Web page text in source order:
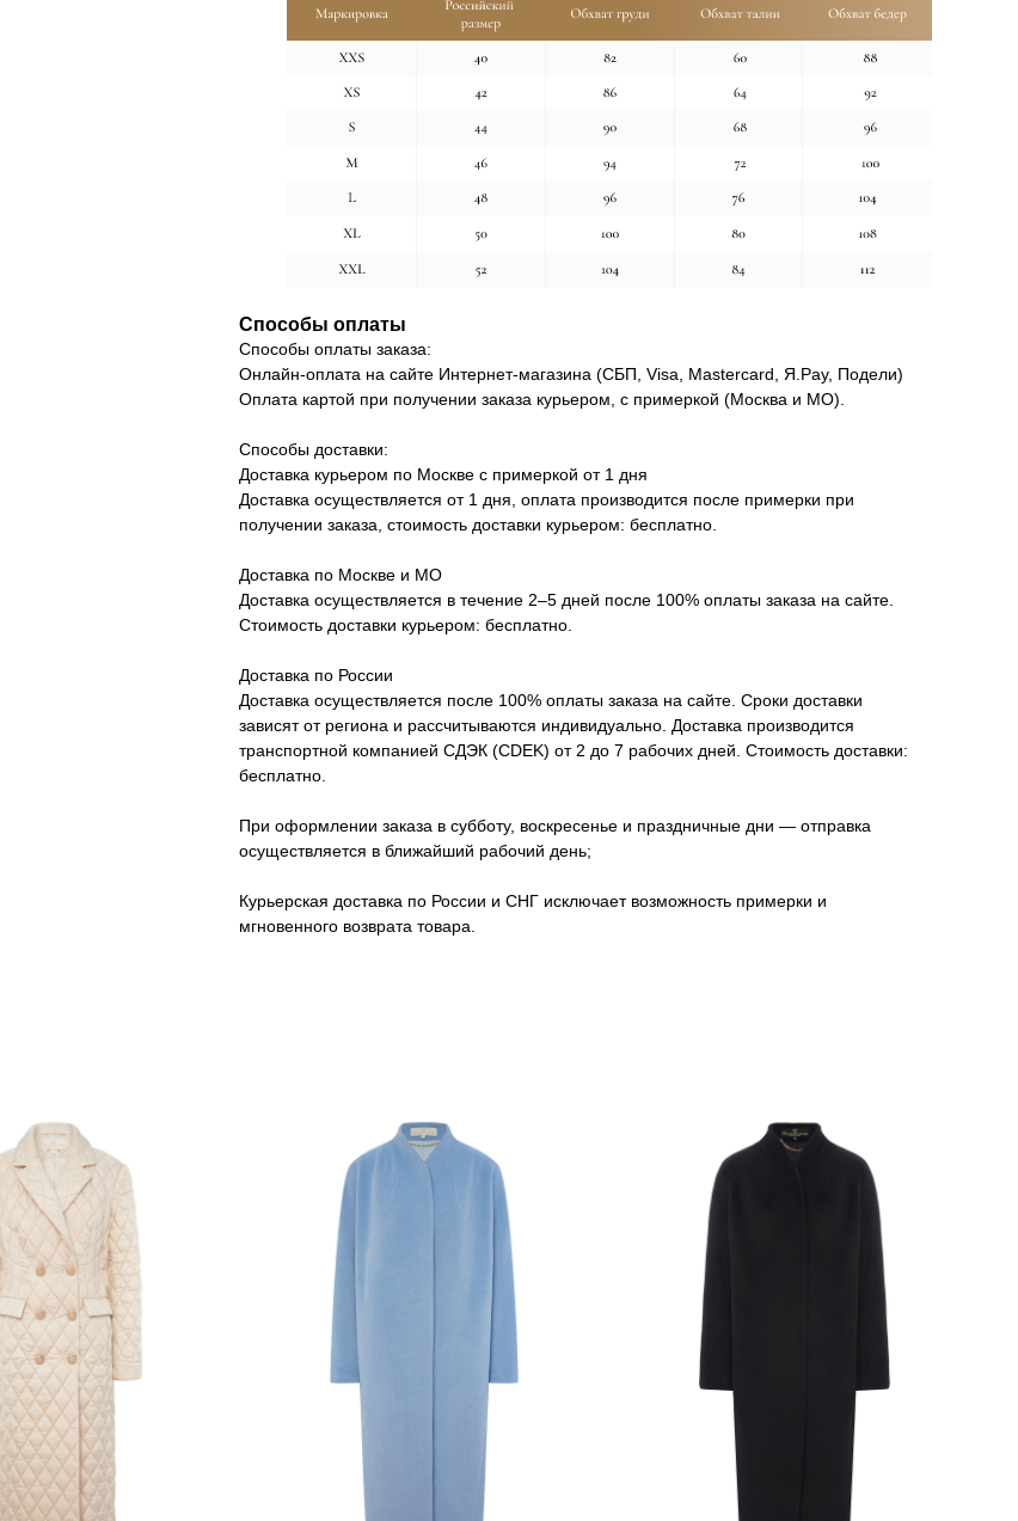
Способы оплаты
Способы оплаты заказа:
Онлайн-оплата на сайте Интернет-магазина (СБП, Visa, Mastercard, Я.Pay, Подели)
Оплата картой при получении заказа курьером, с примеркой (Москва и МО).
Способы доставки:
Доставка курьером по Москве с примеркой от 1 дня
Доставка осуществляется от 1 дня, оплата производится после примерки при
получении заказа, стоимость доставки курьером: бесплатно.
Доставка по Москве и МО
Доставка осуществляется в течение 2–5 дней после 100% оплаты заказа на сайте.
Стоимость доставки курьером: бесплатно.
Доставка по России
Доставка осуществляется после 100% оплаты заказа на сайте. Сроки доставки
зависят от региона и рассчитываются индивидуально. Доставка производится
транспортной компанией СДЭК (CDEK) от 2 до 7 рабочих дней. Стоимость доставки:
бесплатно.
При оформлении заказа в субботу, воскресенье и праздничные дни — отправка
осуществляется в ближайший рабочий день;
Курьерская доставка по России и СНГ исключает возможность примерки и
мгновенного возврата товара.